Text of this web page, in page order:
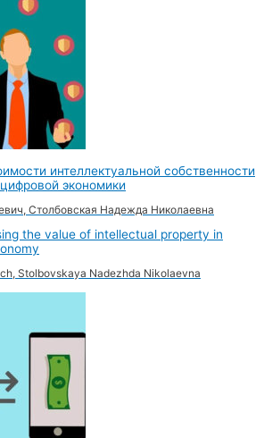
интеллектуальной собственности
экономики
Столбовская Надежда Николаевна
the value of intellectual property in
Stolbovskaya Nadezhda Nikolaevna